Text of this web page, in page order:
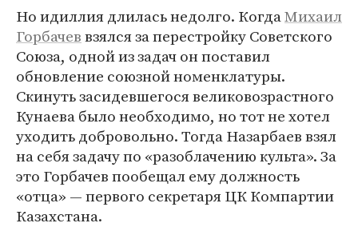
Но идиллия длилась недолго. КогдаМихаил
Горбачеввзялся за перестройку Советского
Союза, одной из задач он поставил
обновление союзной номенклатуры.
Скинуть засидевшегося великовозрастного
Кунаева было необходимо, но тот не хотел
уходить добровольно. Тогда Назарбаев взял
на себя задачу по «разоблачению культа». За
это Горбачев пообещал ему должность
«отца» — первого секретаря ЦК Компартии
Казахстана.